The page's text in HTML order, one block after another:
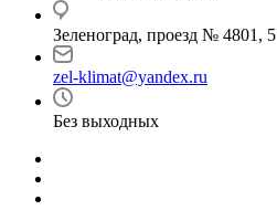
Зеленоград, проезд № 4801, 5
zel-klimat@yandex.ru
Без выходных